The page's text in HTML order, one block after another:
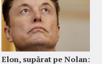
Elon, supărat pe Nolan: